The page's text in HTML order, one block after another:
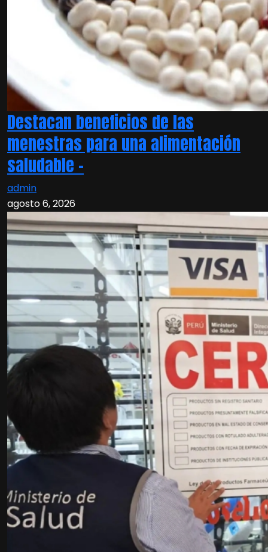
Destacan beneficios de las
menestras para una alimentación
saludable –
admin
agosto 6, 2026